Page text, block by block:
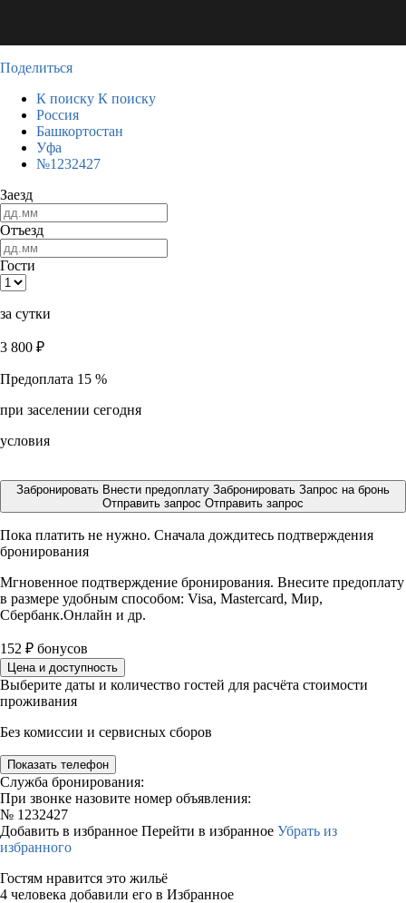
Поделиться
К поиску К поиску
Россия
Башкортостан
Уфа
№1232427
Заезд
Отъезд
Гости
за сутки
3 800 ₽
Предоплата 15 %
при заселении сегодня
условия
Забронировать Внести предоплату Забронировать Запрос на бронь
Отправить запрос Отправить запрос
Пока платить не нужно. Сначала дождитесь подтверждения
бронирования
Мгновенное подтверждение бронирования. Внесите предоплату
в размере удобным способом: Visa, Mastercard, Мир,
Сбербанк.Онлайн и др.
152 ₽ бонусов
Цена и доступность
Выберите даты и количество гостей для расчёта стоимости
проживания
Без комиссии и сервисных сборов
Показать телефон
Служба бронирования:
При звонке назовите номер объявления:
№ 1232427
Добавить в избранное Перейти в избранное Убрать из
избранного
Гостям нравится это жильё
4 человека добавили его в Избранное